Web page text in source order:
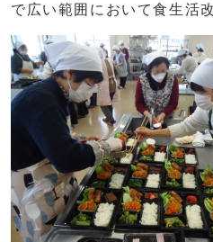
で広い範囲において食生活